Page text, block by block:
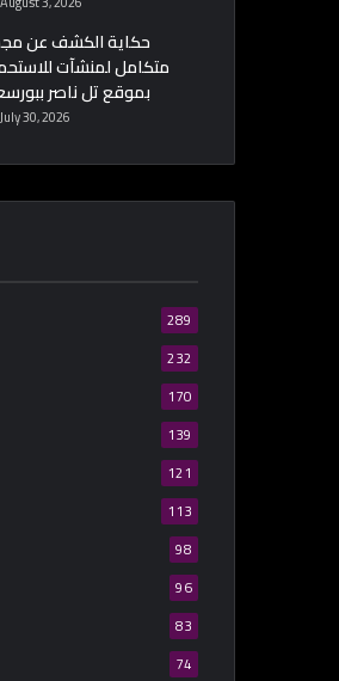
حكاية الكشف عن
متكامل لمنشآت
بموقع تل ناصر
July 30, 2026
289
232
170
139
121
113
98
96
83
74